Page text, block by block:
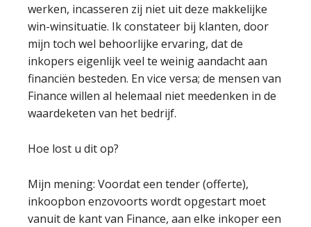
werken, incasseren zij niet uit deze makkelijke
win-winsituatie. Ik constateer bij klanten, door
mijn toch wel behoorlijke ervaring, dat de
inkopers eigenlijk veel te weinig aandacht aan
financiën besteden. En vice versa; de mensen van
Finance willen al helemaal niet meedenken in de
waardeketen van het bedrijf.
Hoe lost u dit op?
Mijn mening: Voordat een tender (offerte),
inkoopbon enzovoorts wordt opgestart moet
vanuit de kant van Finance, aan elke inkoper een